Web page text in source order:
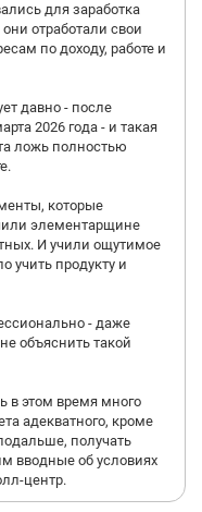
для заработка
отработали свои
по доходу, работе и
давно - после
2026 года - и такая
ложь полностью
которые
элементарщине
И учили ощутимое
учить продукту и
- даже
объяснить такой
в этом время много
адекватного, кроме
получать
вводные об условиях
центр.